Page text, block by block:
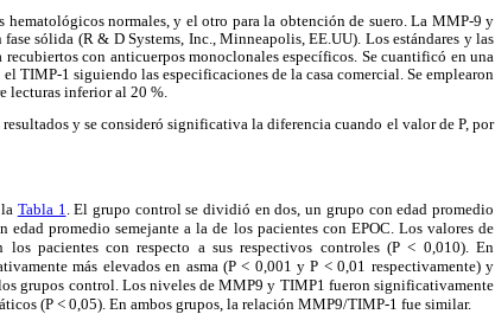
hematológicos normales, y el otro para la obtención de suero. La MMP-9 y
sólida (R & D Systems, Inc., Minneapolis, EE.UU). Los estándares y las
con anticuerpos monoclonales específicos. Se cuantificó en una
1 siguiendo las especificaciones de la casa comercial. Se emplearon
lecturas inferior al 20 %.
y se consideró significativa la diferencia cuando el valor de P, por
Tabla 1 . El grupo control se dividió en dos, un grupo con edad promedio
promedio semejante a la de los pacientes con EPOC. Los valores de
pacientes con respecto a sus respectivos controles (P < 0,010). En
más elevados en asma (P < 0,001 y P < 0,01 respectivamente) y
grupos control. Los niveles de MMP9 y TIMP1 fueron significativamente
(P < 0,05). En ambos grupos, la relación MMP9/TIMP-1 fue similar.